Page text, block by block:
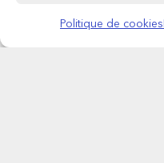
Politique de cookies